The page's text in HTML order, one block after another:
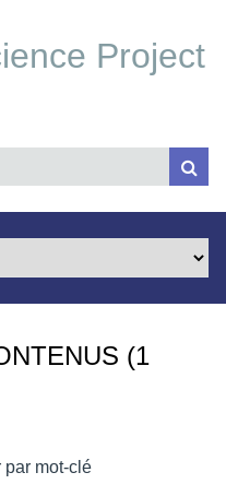
(1
par mot-clé